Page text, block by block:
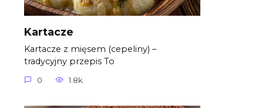
Kartacze
Kartacze z mięsem (cepeliny) –
tradycyjny przepis To
0 1.8k.